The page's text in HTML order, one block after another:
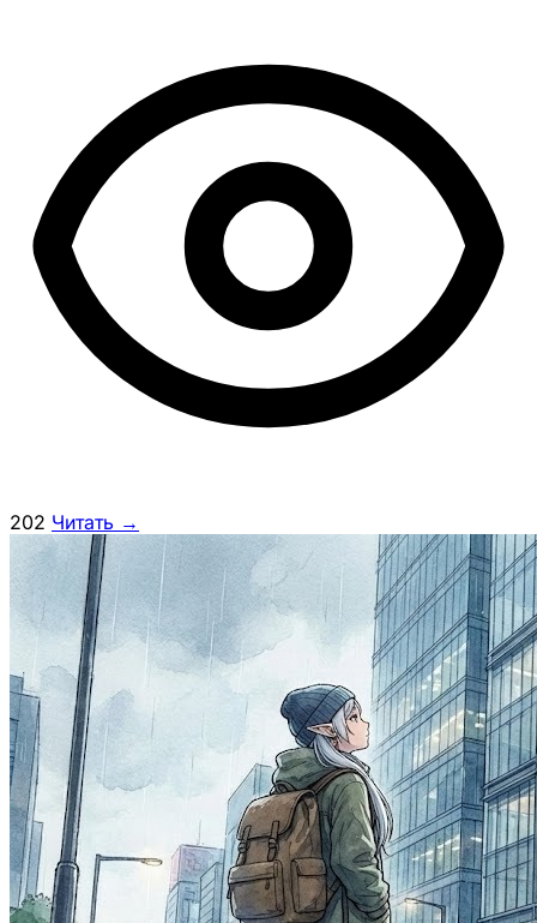
202 Читать →